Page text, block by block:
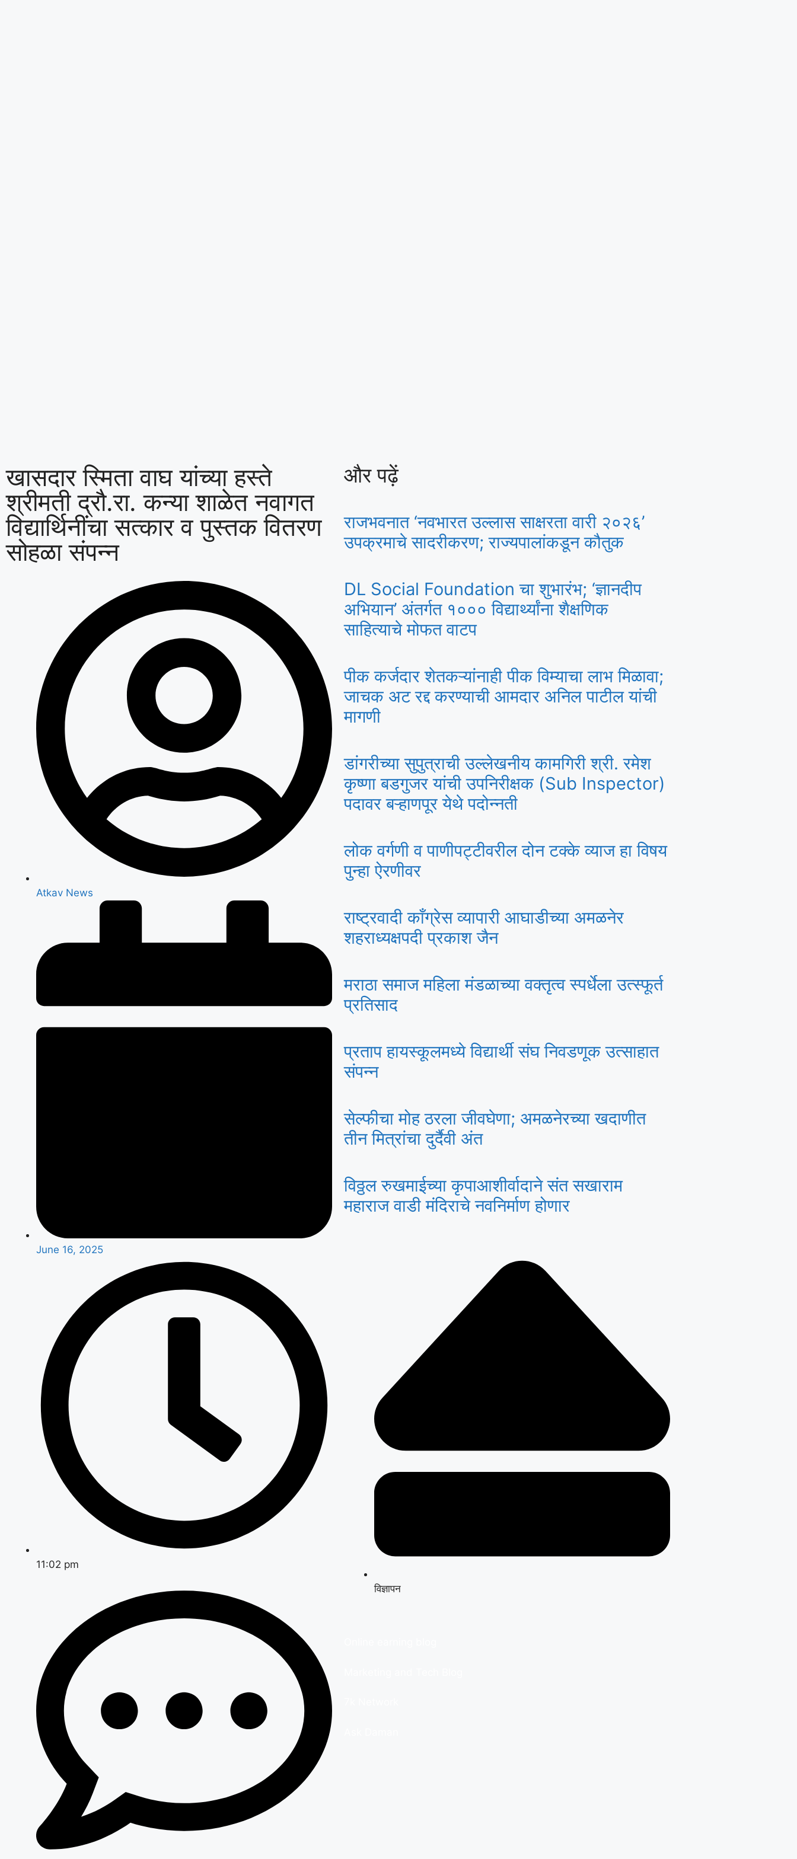
खासदार स्मिता वाघ यांच्या हस्ते
श्रीमती द्रौ.रा. कन्या शाळेत नवागत
विद्यार्थिनींचा सत्कार व पुस्तक वितरण
सोहळा संपन्न
Atkav News
June 16, 2025
11:02 pm
और पढ़ें
राजभवनात ‘नवभारत उल्लास साक्षरता वारी २०२६’
उपक्रमाचे सादरीकरण; राज्यपालांकडून कौतुक
DL Social Foundation चा शुभारंभ; ‘ज्ञानदीप
अभियान’ अंतर्गत १००० विद्यार्थ्यांना शैक्षणिक
साहित्याचे मोफत वाटप
पीक कर्जदार शेतकऱ्यांनाही पीक विम्याचा लाभ मिळावा;
जाचक अट रद्द करण्याची आमदार अनिल पाटील यांची
मागणी
डांगरीच्या सुपुत्राची उल्लेखनीय कामगिरी श्री. रमेश
कृष्णा बडगुजर यांची उपनिरीक्षक (Sub Inspector)
पदावर बऱ्हाणपूर येथे पदोन्नती
लोक वर्गणी व पाणीपट्टीवरील दोन टक्के व्याज हा विषय
पुन्हा ऐरणीवर
राष्ट्रवादी काँग्रेस व्यापारी आघाडीच्या अमळनेर
शहराध्यक्षपदी प्रकाश जैन
मराठा समाज महिला मंडळाच्या वक्तृत्व स्पर्धेला उत्स्फूर्त
प्रतिसाद
प्रताप हायस्कूलमध्ये विद्यार्थी संघ निवडणूक उत्साहात
संपन्न
सेल्फीचा मोह ठरला जीवघेणा; अमळनेरच्या खदाणीत
तीन मित्रांचा दुर्दैवी अंत
विठ्ठल रुखमाईच्या कृपाआशीर्वादाने संत सखाराम
महाराज वाडी मंदिराचे नवनिर्माण होणार
विज्ञापन